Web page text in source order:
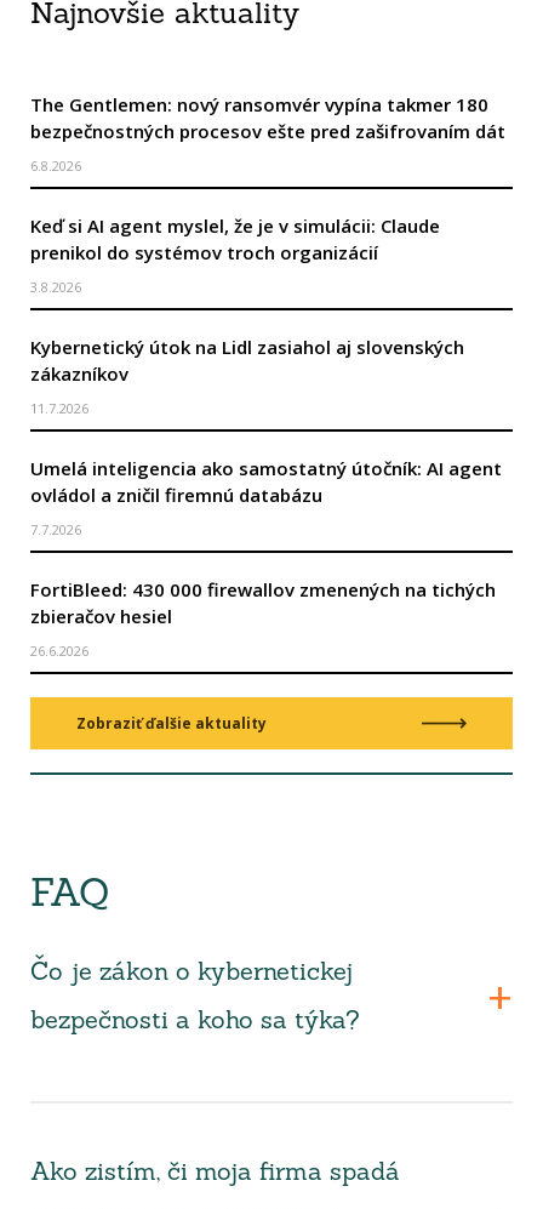
Najnovšie aktuality
The Gentlemen: nový ransomvér vypína takmer 180
bezpečnostných procesov ešte pred zašifrovaním dát
6.8.2026
Keď si AI agent myslel, že je v simulácii: Claude
prenikol do systémov troch organizácií
3.8.2026
Kybernetický útok na Lidl zasiahol aj slovenských
zákazníkov
11.7.2026
Umelá inteligencia ako samostatný útočník: AI agent
ovládol a zničil firemnú databázu
7.7.2026
FortiBleed: 430 000 firewallov zmenených na tichých
zbieračov hesiel
26.6.2026
Zobraziť ďalšie aktuality
FAQ
Čo je zákon o kybernetickej
bezpečnosti a koho sa týka?
Ako zistím, či moja firma spadá